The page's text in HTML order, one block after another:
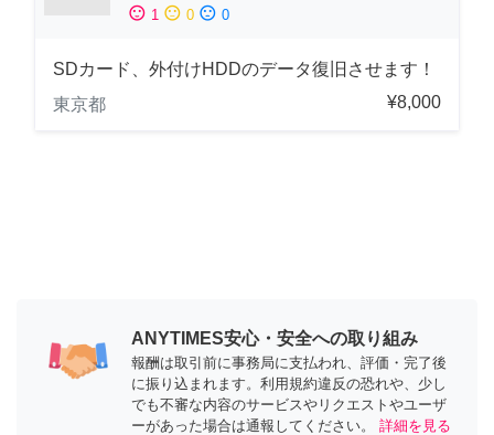
sentiment_satisfied 1 sentiment_neutral 0 sentiment_dissatisfied 0
SDカード、外付けHDDのデータ復旧させます！
東京都
¥8,000
ANYTIMES安心・安全への取り組み
報酬は取引前に事務局に支払われ、評価・完了後
に振り込まれます。利用規約違反の恐れや、少し
でも不審な内容のサービスやリクエストやユーザ
ーがあった場合は通報してください。
詳細を見る